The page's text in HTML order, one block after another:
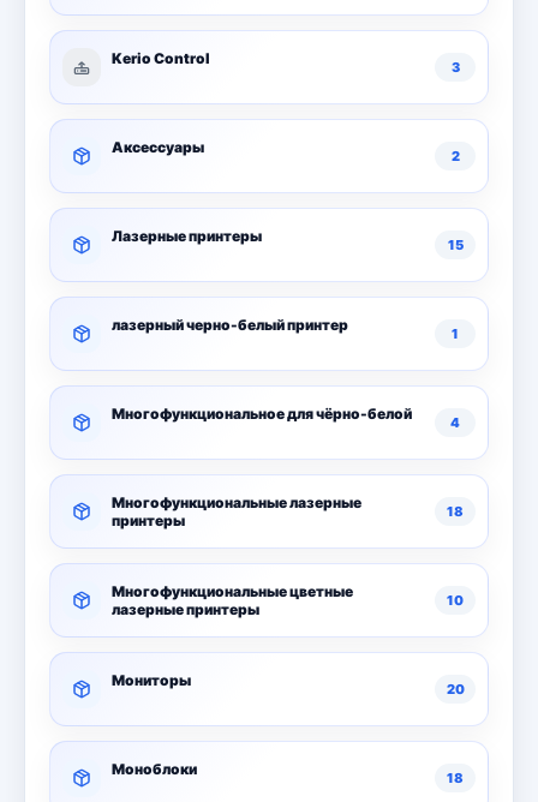
Bitdefender 8
PRO32 4
Dr.Web 4
Kerio Control 3
Аксессуары 2
Лазерные принтеры 15
лазерный черно-белый принтер 1
Многофункциональное для чёрно-белой 4
Многофункциональные лазерные
принтеры
18
Многофункциональные цветные
лазерные принтеры
10
Мониторы 20
Моноблоки 18